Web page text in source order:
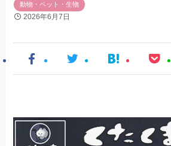
動物・ペット・生物
2026年6月7日